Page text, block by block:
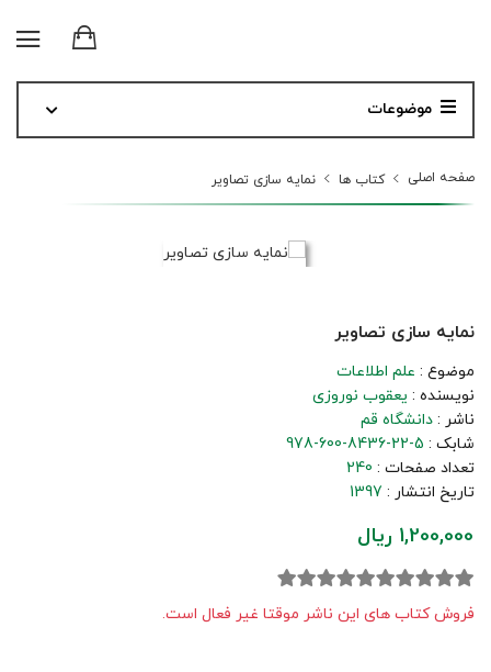
موضوعات
صفحه اصلی کتاب ها نمایه سازی تصاویر
نمایه سازی تصاویر
موضوع : علم اطلاعات
نویسنده : یعقوب نوروزی
ناشر : دانشگاه قم
شابک : 978-600-8436-22-5
تعداد صفحات : 240
تاریخ انتشار : 1397
1,200,000 ریال
فروش کتاب های این ناشر موقتا غیر فعال است.